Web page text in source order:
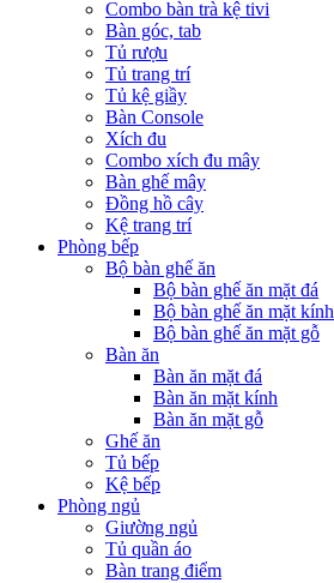
Combo bàn trà kệ tivi
Bàn góc, tab
Tủ rượu
Tủ trang trí
Tủ kệ giầy
Bàn Console
Xích đu
Combo xích đu mây
Bàn ghế mây
Đồng hồ cây
Kệ trang trí
Phòng bếp
Bộ bàn ghế ăn
Bộ bàn ghế ăn mặt đá
Bộ bàn ghế ăn mặt kính
Bộ bàn ghế ăn mặt gỗ
Bàn ăn
Bàn ăn mặt đá
Bàn ăn mặt kính
Bàn ăn mặt gỗ
Ghế ăn
Tủ bếp
Kệ bếp
Phòng ngủ
Giường ngủ
Tủ quần áo
Bàn trang điểm